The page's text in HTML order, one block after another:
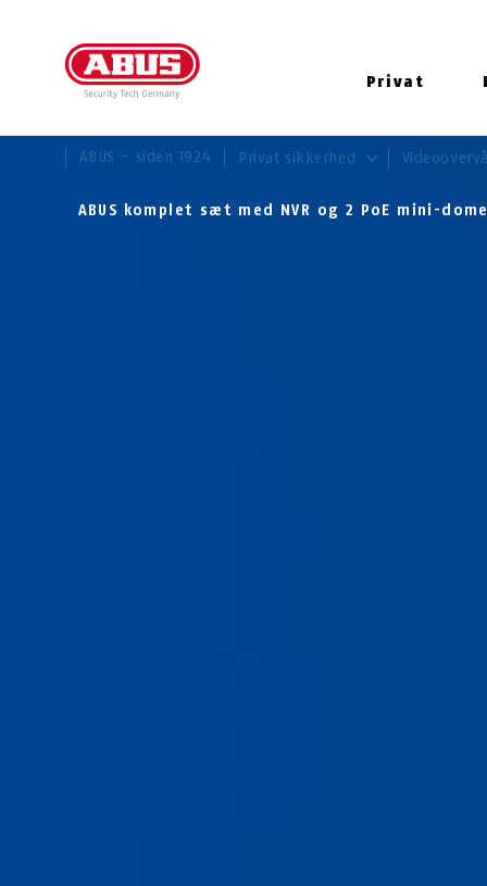
Privat
DU ER HER:
ABUS – siden 1924 Privat sikkerhed
ABUS komplet sæt med NVR og 2 PoE mini-